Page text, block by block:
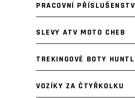
PRACOVNÍ
SLEVY ATV MOTO CHEB
TREKINGOVÉ BOTY
VOZÍKY ZA ČTYŘKOLKU